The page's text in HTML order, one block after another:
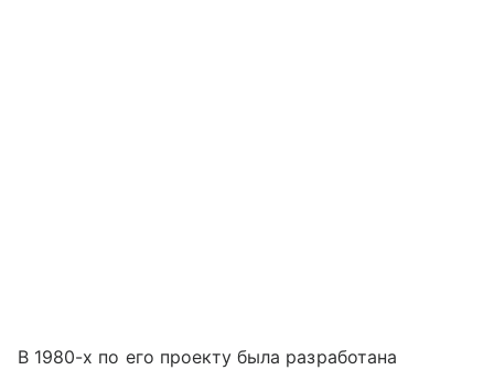
В 1980-х по его проекту была разработана